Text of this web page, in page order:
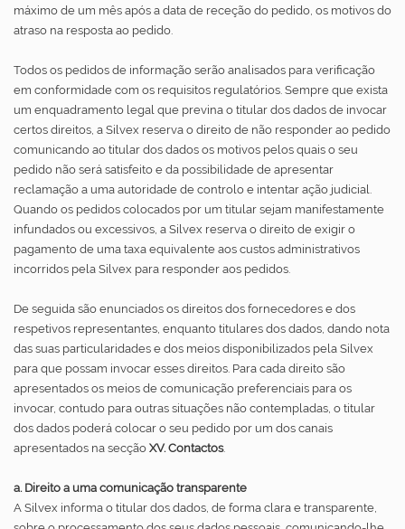
máximo de um mês após a data de receção do pedido, os motivos do
atraso na resposta ao pedido.
Todos os pedidos de informação serão analisados para verificação
em conformidade com os requisitos regulatórios. Sempre que exista
um enquadramento legal que previna o titular dos dados de invocar
certos direitos, a Silvex reserva o direito de não responder ao pedido
comunicando ao titular dos dados os motivos pelos quais o seu
pedido não será satisfeito e da possibilidade de apresentar
reclamação a uma autoridade de controlo e intentar ação judicial.
Quando os pedidos colocados por um titular sejam manifestamente
infundados ou excessivos, a Silvex reserva o direito de exigir o
pagamento de uma taxa equivalente aos custos administrativos
incorridos pela Silvex para responder aos pedidos.
De seguida são enunciados os direitos dos fornecedores e dos
respetivos representantes, enquanto titulares dos dados, dando nota
das suas particularidades e dos meios disponibilizados pela Silvex
para que possam invocar esses direitos. Para cada direito são
apresentados os meios de comunicação preferenciais para os
invocar, contudo para outras situações não contempladas, o titular
dos dados poderá colocar o seu pedido por um dos canais
apresentados na secção XV. Contactos.
a. Direito a uma comunicação transparente
A Silvex informa o titular dos dados, de forma clara e transparente,